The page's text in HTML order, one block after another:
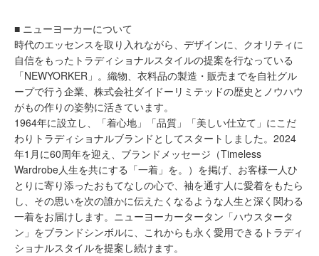
■ ニューヨーカーについて
時代のエッセンスを取り入れながら、デザインに、クオリティに
自信をもったトラディショナルスタイルの提案を行なっている
「NEWYORKER」。織物、衣料品の製造・販売までを自社グル
ープで行う企業、株式会社ダイドーリミテッドの歴史とノウハウ
がもの作りの姿勢に活きています。
1964年に設立し、「着心地」「品質」「美しい仕立て」にこだ
わりトラディショナルブランドとしてスタートしました。2024
年1月に60周年を迎え、ブランドメッセージ（Timeless
Wardrobe人生を共にする「一着」を。）を掲げ、お客様一人ひ
とりに寄り添ったおもてなしの心で、袖を通す人に愛着をもたら
し、その思いを次の誰かに伝えたくなるような人生と深く関わる
一着をお届けします。ニューヨーカータータン「ハウスタータ
ン」をブランドシンボルに、これからも永く愛用できるトラディ
ショナルスタイルを提案し続けます。